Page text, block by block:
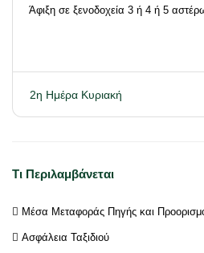
Άφιξη σε ξενοδοχεία 3 ή 4 ή 5
2η Ημέρα Κυριακή
Τι Περιλαμβάνεται
 Μέσα Μεταφοράς Πηγής και
 Ασφάλεια Ταξιδιού